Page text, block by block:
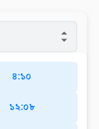
৪:১০
১২:০৮